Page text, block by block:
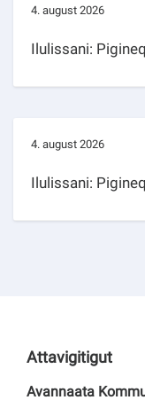
4. august 2026
Ilulissani:
4. august 2026
Ilulissani:
Attavigitigut
Avannaata